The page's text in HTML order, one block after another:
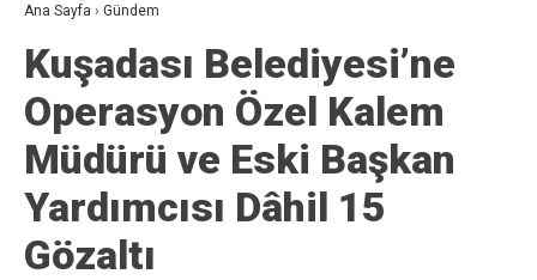
Ana Sayfa › Gündem
Kuşadası Belediyesi’ne
Operasyon Özel Kalem
Müdürü ve Eski Başkan
Yardımcısı Dâhil 15
Gözaltı